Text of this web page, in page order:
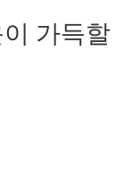
가득할